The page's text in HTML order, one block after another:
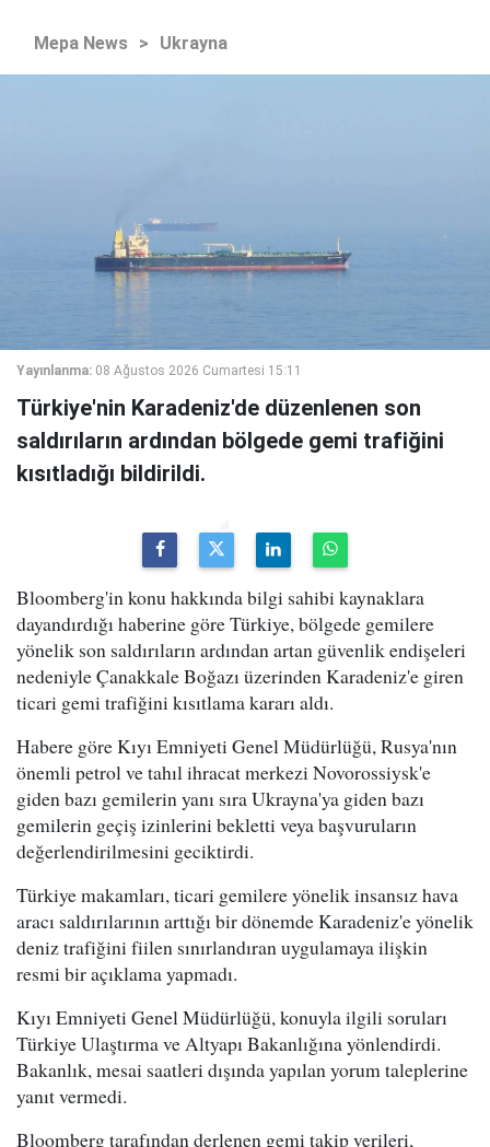
Mepa News > Ukrayna
Yayınlanma: 08 Ağustos 2026 Cumartesi 15:11
Türkiye'nin Karadeniz'de düzenlenen son
saldırıların ardından bölgede gemi trafiğini
kısıtladığı bildirildi.
Bloomberg'in konu hakkında bilgi sahibi kaynaklara
dayandırdığı haberine göre Türkiye, bölgede gemilere
yönelik son saldırıların ardından artan güvenlik endişeleri
nedeniyle Çanakkale Boğazı üzerinden Karadeniz'e giren
ticari gemi trafiğini kısıtlama kararı aldı.
Habere göre Kıyı Emniyeti Genel Müdürlüğü, Rusya'nın
önemli petrol ve tahıl ihracat merkezi Novorossiysk'e
giden bazı gemilerin yanı sıra Ukrayna'ya giden bazı
gemilerin geçiş izinlerini bekletti veya başvuruların
değerlendirilmesini geciktirdi.
Türkiye makamları, ticari gemilere yönelik insansız hava
aracı saldırılarının arttığı bir dönemde Karadeniz'e yönelik
deniz trafiğini fiilen sınırlandıran uygulamaya ilişkin
resmi bir açıklama yapmadı.
Kıyı Emniyeti Genel Müdürlüğü, konuyla ilgili soruları
Türkiye Ulaştırma ve Altyapı Bakanlığına yönlendirdi.
Bakanlık, mesai saatleri dışında yapılan yorum taleplerine
yanıt vermedi.
Bloomberg tarafından derlenen gemi takip verileri,